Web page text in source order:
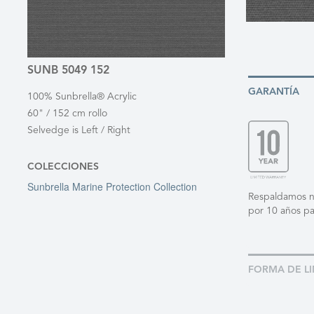
SUNB 5049 152
100% Sunbrella® Acrylic
60" / 152 cm rollo
Selvedge is Left / Right
COLECCIONES
Sunbrella Marine Protection Collection
GARANTÍA
Respaldamos
por 10 años
FORMA DE